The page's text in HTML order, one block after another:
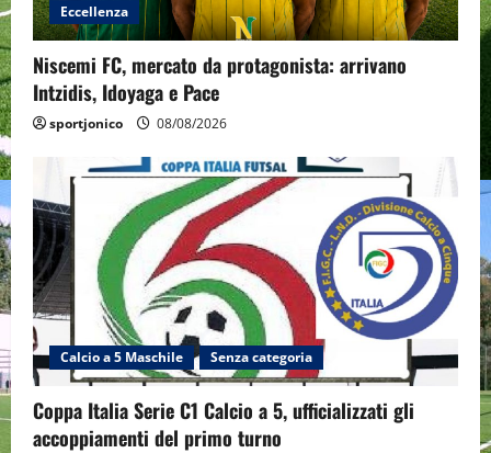
Eccellenza
Niscemi FC, mercato da protagonista: arrivano
Intzidis, Idoyaga e Pace
sportjonico 08/08/2026
Calcio a 5 Maschile Senza categoria
Coppa Italia Serie C1 Calcio a 5, ufficializzati gli
accoppiamenti del primo turno